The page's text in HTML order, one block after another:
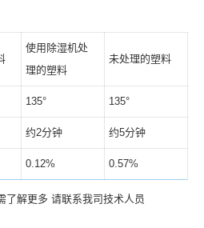
使用除湿机处
理的塑料
未处理的塑料
135° 135°
约2分钟 约5分钟
0.12% 0.57%
解更多 请联系我司技术人员